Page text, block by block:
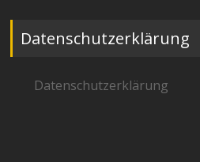
Datenschutzerklärung
Datenschutzerklärung